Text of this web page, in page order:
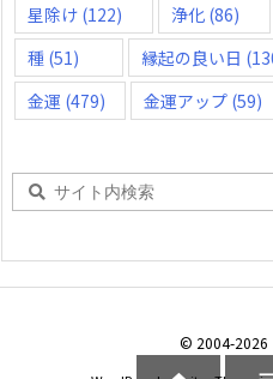
星除け (122) 浄化 (86)
種 (51) 縁起の良い日
金運 (479) 金運アップ (59)
© 2004-2026